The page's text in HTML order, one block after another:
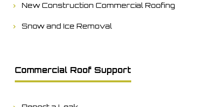
New Construction Commercial Roofing
Snow and Ice Removal
Commercial Roof Support